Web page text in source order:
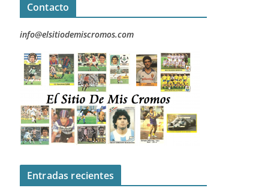
Contacto
info@elsitiodemiscromos.com
Entradas recientes